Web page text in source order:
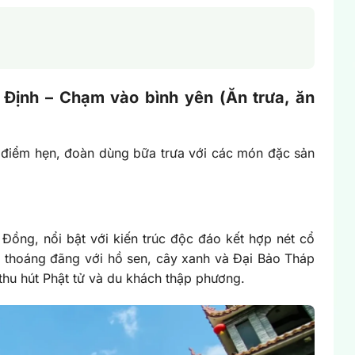
– Chạm vào bình yên (Ăn trưa, ăn
hẹn, đoàn dùng bữa trưa với các món đặc sản
nổi bật với kiến trúc độc đáo kết hợp nét cổ
đãng với hồ sen, cây xanh và Đại Bảo Tháp
hút Phật tử và du khách thập phương.